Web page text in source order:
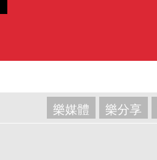
樂媒體 樂分享